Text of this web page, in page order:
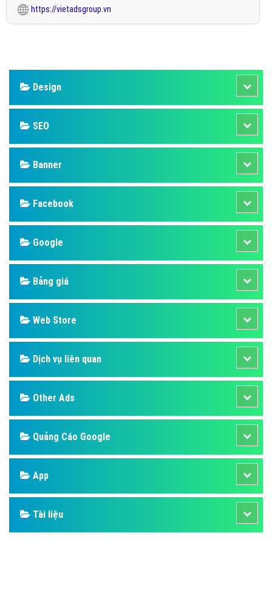
https://vietadsgroup.vn
Design
SEO
Banner
Facebook
Google
Bảng giá
Web Store
Dịch vụ liên quan
Other Ads
Quảng Cáo Google
App
Tài liệu